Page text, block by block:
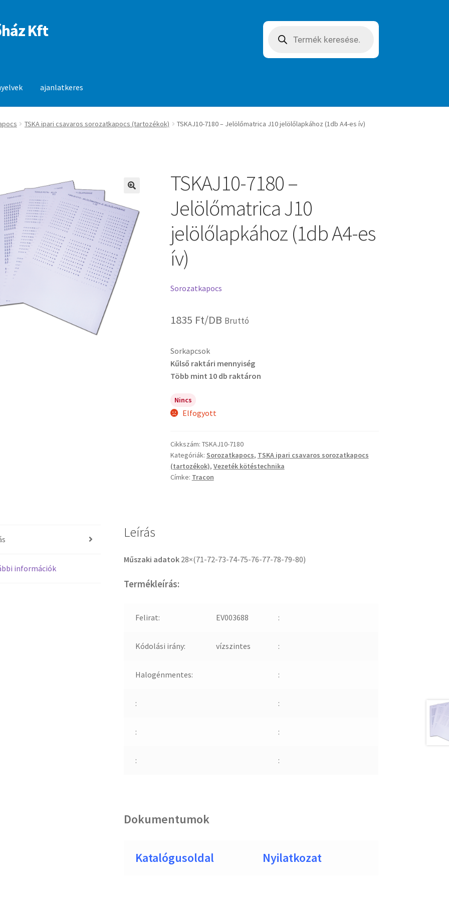
Kft search
ajanlatkeres
TSKA ipari csavaros sorozatkapocs (tartozékok) TSKAJ10-7180 – Jelölőmatrica J10 jelölőlapkához (1db A4-es ív)
TSKAJ10-7180 –
Jelölőmatrica J10
jelölőlapkához (1db A4-es
ív)
Sorozatkapocs
1835 Ft/DB Bruttó
Sorkapcsok
Kűlső raktári mennyiség
Több mint 10 db raktáron
Nincs
Elfogyott
Cikkszám: TSKAJ10-7180
Kategóriák: Sorozatkapocs, TSKA ipari csavaros sorozatkapocs
(tartozékok), Vezeték kötéstechnika
Címke: Tracon
információk
Leírás
Műszaki adatok 28×(71-72-73-74-75-76-77-78-79-80)
Termékleírás:
Felirat: EV003688 :
Kódolási irány: vízszintes :
Halogénmentes: :
: :
: :
: :
Dokumentumok
Katalógusoldal Nyilatkozat